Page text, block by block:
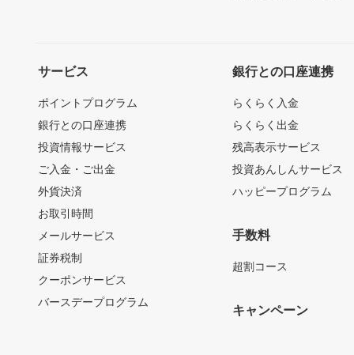
サービス
ポイントプログラム
銀行との口座連携
投資情報サービス
ご入金・ご出金
外貨決済
お取引時間
メールサービス
証券税制
クーポンサービス
バースデープログラム
銀行との口座連携
らくらく入金
らくらく出金
残高表示サービス
投資あんしんサービス
ハッピープログラム
手数料
超割コース
キャンペーン